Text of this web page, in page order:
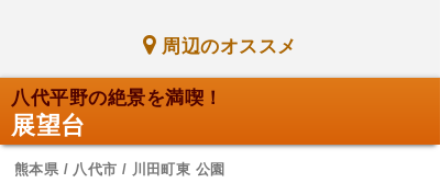
周辺のオススメ
八代平野の絶景を満喫！
展望台
熊本県 / 八代市 / 川田町東 公園